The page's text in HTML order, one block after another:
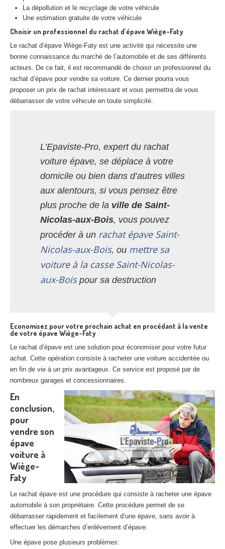
La dépollution et le recyclage de votre véhicule
Une estimation gratuite de votre véhicule
Choisir un professionnel du rachat d’épave Wiège-Faty
Le rachat d’épave Wiège-Faty est une activité qui nécessite une
bonne connaissance du marché de l’automobile et de ses différents
acteurs. De ce fait, il est recommandé de choisir un professionnel du
rachat d’épave pour vendre sa voiture. Ce dernier pourra vous
proposer un prix de rachat intéressant et vous permettra de vous
débarrasser de votre véhicule en toute simplicité.
L’Epaviste-Pro, expert du rachat
voiture épave, se déplace à votre
domicile ou bien dans d’autres villes
aux alentours, si vous pensez être
plus proche de la ville de Saint-
Nicolas-aux-Bois, vous pouvez
procéder à un rachat épave Saint-
Nicolas-aux-Bois, ou mettre sa
voiture à la casse Saint-Nicolas-
aux-Boispour sa destruction
Economisez pour votre prochain achat en procédant à la vente
de votre épave Wiège-Faty
Le rachat d’épave est une solution pour économiser pour votre futur
achat. Cette opération consiste à racheter une voiture accidentée ou
en fin de vie à un prix avantageux. Ce service est proposé par de
nombreux garages et concessionnaires.
En
conclusion,
pour
vendre son
épave
voiture à
Wiège-
Faty
Le rachat épave est une procédure qui consiste à racheter une épave
automobile à son propriétaire. Cette procédure permet de se
débarrasser rapidement et facilement d’une épave, sans avoir à
effectuer les démarches d’enlèvement d’épave.
Une épave pose plusieurs problèmes: